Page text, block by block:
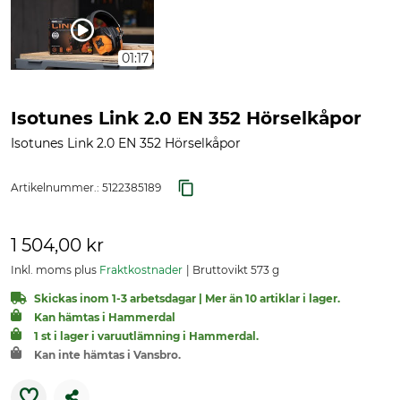
01:17
Isotunes Link 2.0 EN 352 Hörselkåpor
Isotunes Link 2.0 EN 352 Hörselkåpor
Artikelnummer.: 5122385189
1 504,00 kr
Inkl. moms plus Fraktkostnader Bruttovikt 573 g
Skickas inom 1-3 arbetsdagar | Mer än 10 artiklar i lager.
Kan hämtas i Hammerdal
1 st i lager i varuutlämning i Hammerdal.
Kan inte hämtas i Vansbro.